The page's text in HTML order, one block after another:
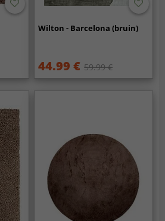
Wilton - Barcelona (bruin)
44.99 € 59.99 €